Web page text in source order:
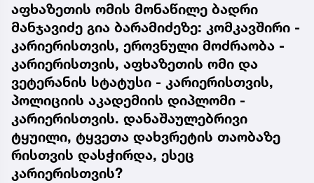
აფხაზეთის ომის მონაწილე ბადრი
მანჯავიძე გია ბარამიძეზე: კომკავშირი -
კარიერისთვის, ეროვნული მოძრაობა -
კარიერისთვის, აფხაზეთის ომი და
ვეტერანის სტატუსი - კარიერისთვის,
პოლიციის აკადემიის დიპლომი -
კარიერისთვის. დანაშაულებრივი
ტყუილი, ტყვეთა დახვრეტის თაობაზე
რისთვის დასჭირდა, ესეც
კარიერისთვის?